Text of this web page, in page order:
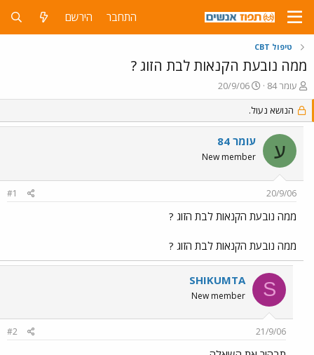
התחבר הירשם
טיפול CBT
ממה נובעת הקנאות לבת הזוג ?
פ
ו
ת
ח
נ
עומר 84
פ
ו
ר
ס
ם
ב
ת
ך
20/9/06
הנושא נעול.
ע עומר 84
New member
20/9/06
#1
ממה נובעת הקנאות לבת הזוג ?
ממה נובעת הקנאות לבת הזוג ?
S
SHIKUMTA
New member
21/9/06
#2